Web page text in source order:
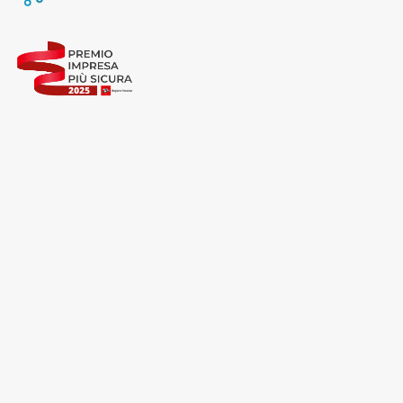
destra in questo banner l’Utente rifiuta tutti i cookie con
presente banner comporta il permanere delle
impostazioni di default e dunque la continuazione della
navigazione in assenza di cookie o altri sistemi di